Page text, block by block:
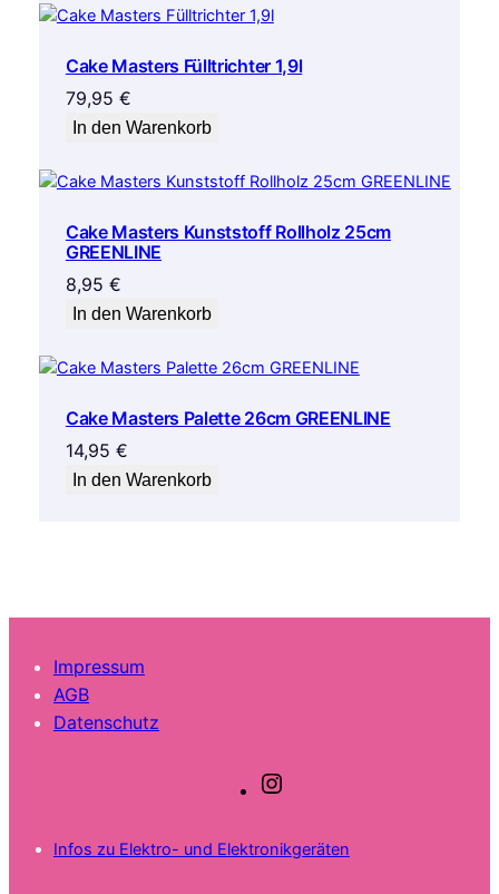
Cake Masters Fülltrichter 1,9l
79,95 €
In den Warenkorb
Cake Masters Kunststoff Rollholz 25cm
GREENLINE
8,95 €
In den Warenkorb
Cake Masters Palette 26cm GREENLINE
14,95 €
In den Warenkorb
Impressum
AGB
Datenschutz
t
Infos zu Elektro- und Elektronikgeräten